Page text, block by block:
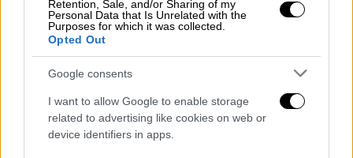
Retention, Sale, and/or Sharing of my
Personal Data that Is Unrelated with the
Purposes for which it was collected.
Opted Out
Google consents
I want to allow Google to enable storage
related to advertising like cookies on web or
device identifiers in apps.
αποφάσεων για εφάπαξ.
Θα καταβληθούν επίσης 530.000 ευρώ
σε 570 δικαιούχους για παροχές του τ.
ΤΑΥΤΕΚΩ
Τέλος, 208.551 ευρώ θα καταβληθούν σε
1.600 ασφαλισμένους για πληρωμή
ληξιπρόθεσμων παροχών υγείας